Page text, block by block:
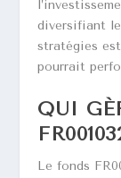
diversifiant
stratégies
pourrait
QUI
Le fonds